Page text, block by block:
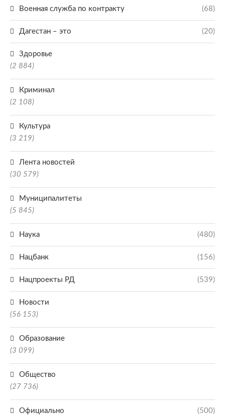
Военная служба по контракту (68)
Дагестан – это (20)
Здоровье
(2 884)
Криминал
(2 108)
Культура
(3 219)
Лента новостей
(30 579)
Муниципалитеты
(5 845)
Наука (480)
Нацбанк (156)
Нацпроекты РД (539)
Новости
(56 153)
Образование
(3 099)
Общество
(27 736)
Официально (500)